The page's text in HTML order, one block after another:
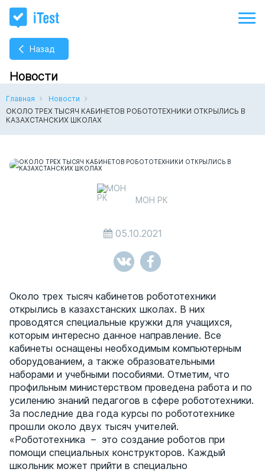
Назад
Новости
Главная
Новости
ОКОЛО ТРЕХ ТЫСЯЧ КАБИНЕТОВ РОБОТОТЕХНИКИ ОТКРЫЛИСЬ В
КАЗАХСТАНСКИХ ШКОЛАХ
МОН РК
05.10.2021
Около трех тысяч кабинетов робототехники
открылись в казахстанских школах. В них
проводятся специальные кружки для учащихся,
которым интересно данное направление. Все
кабинеты оснащены необходимым компьютерным
оборудованием, а также образовательными
наборами и учебными пособиями. Отметим, что
профильным министерством проведена работа и по
усилению знаний педагогов в сфере робототехники.
За последние два года курсы по робототехнике
прошли около двух тысяч учителей.
«Робототехника – это создание роботов при
помощи специальных конструкторов. Каждый
школьник может прийти в специально